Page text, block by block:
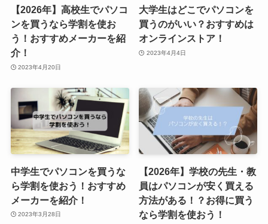
【2026年】高校生でパソコ
ンを買うなら学割を使お
う！おすすめメーカーを紹
介！
2023年4月20日
大学生はどこでパソコンを
買うのがいい？おすすめは
オンラインストア！
2023年4月4日
中学生でパソコンを買うな
ら学割を使おう！おすすめ
メーカーを紹介！
2023年3月28日
【2026年】学校の先生・教
員はパソコンが安く買える
方法がある！？お得に買う
なら学割を使おう！